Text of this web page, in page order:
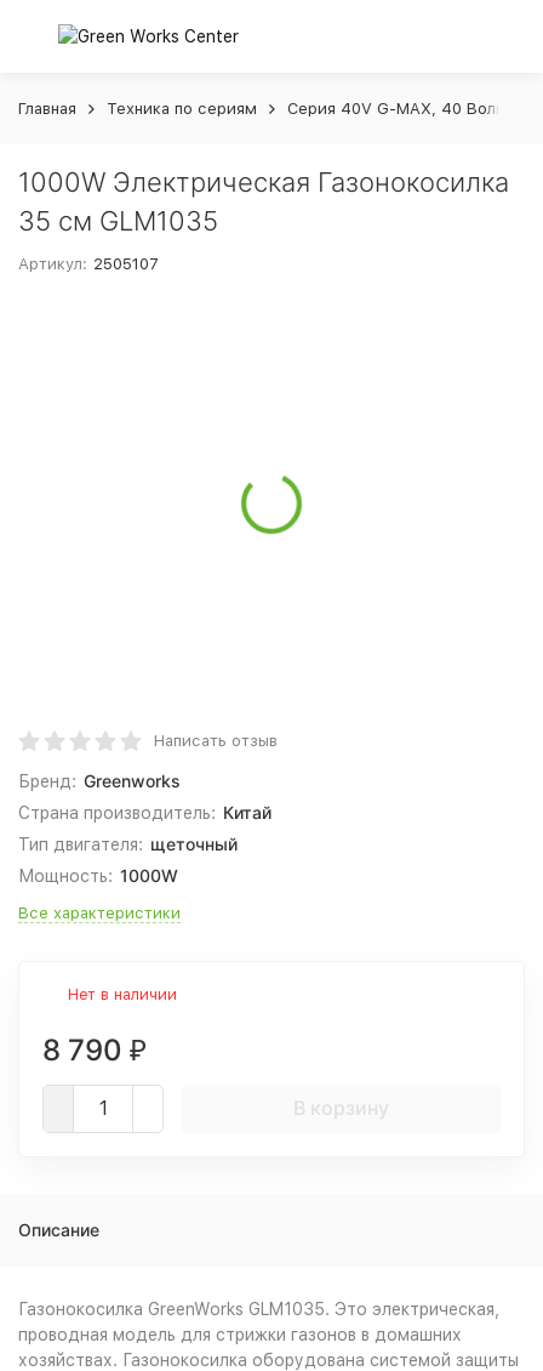
Главная Техника по сериям Серия 40V G-MAX, 40 Вольт
1000W Электрическая Газонокосилка
35 см GLM1035
Артикул: 2505107
Написать отзыв
Бренд: Greenworks
Страна производитель: Китай
Тип двигателя: щеточный
Мощность: 1000W
Все характеристики
Нет в наличии
8 790 ₽
В корзину
Описание
Газонокосилка GreenWorks GLM1035. Это электрическая,
проводная модель для стрижки газонов в домашних
хозяйствах. Газонокосилка оборудована системой защиты